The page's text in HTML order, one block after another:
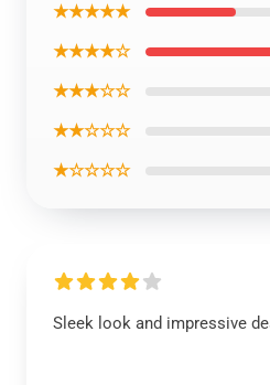
★★★★★
★★★★☆
★★★☆☆
★★☆☆☆
★☆☆☆☆
Sleek look and impressive